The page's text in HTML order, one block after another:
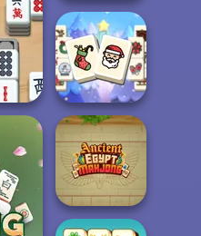
Mahjong at
Home -
Christmas Ed...
Mahjong
Christmas
Holiday